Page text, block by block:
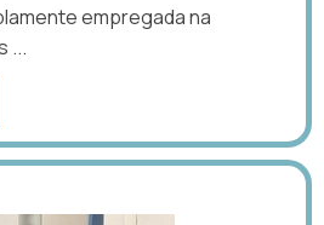
empregada na
...